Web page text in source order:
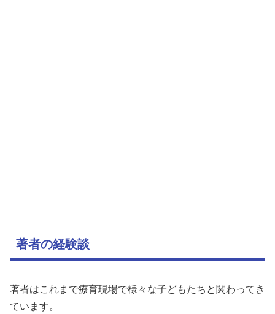
著者の経験談
著者はこれまで療育現場で様々な子どもたちと関わってき
ています。